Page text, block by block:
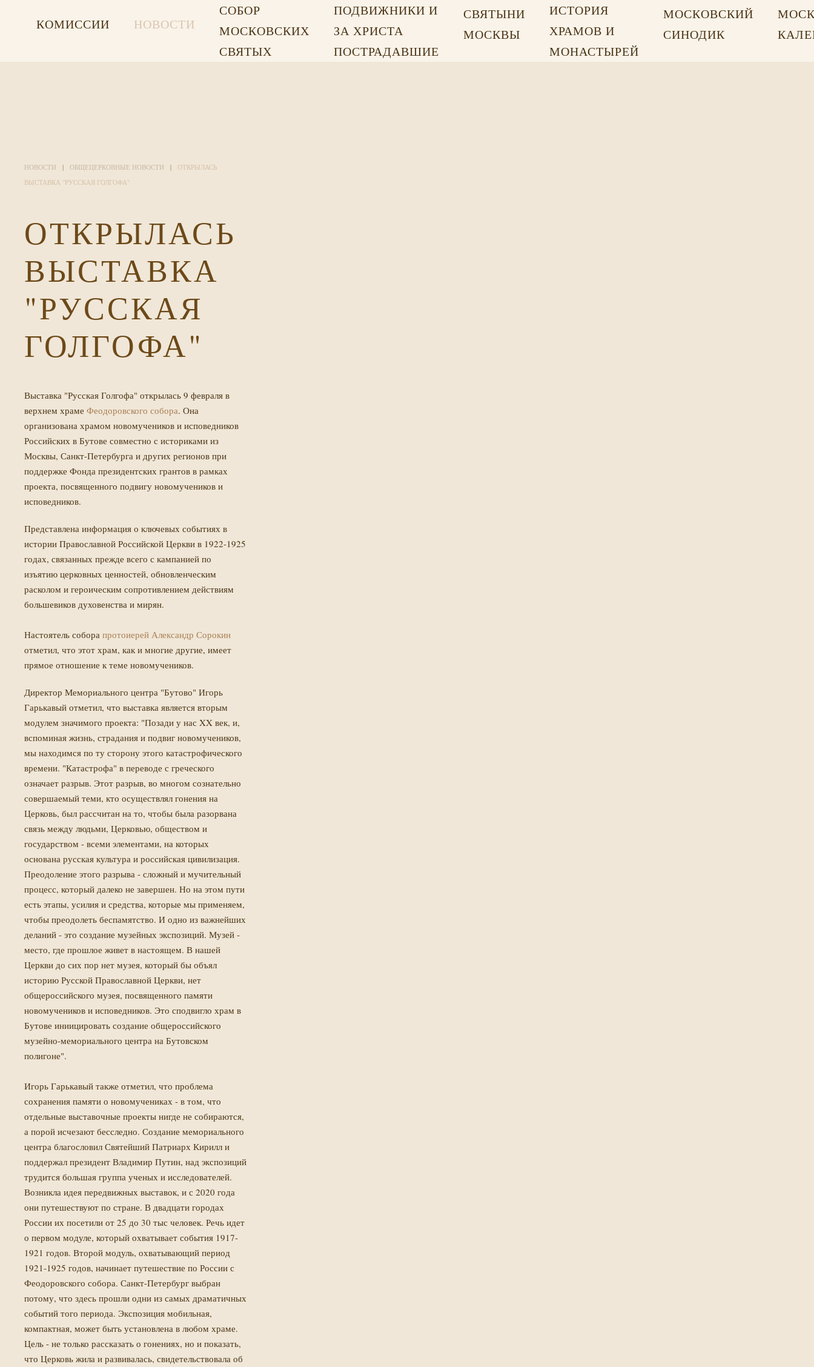
КОМИССИИ НОВОСТИ
СОБОР
МОСКОВСКИХ
СВЯТЫХ
ПОДВИЖНИКИ И
ЗА ХРИСТА
ПОСТРАДАВШИЕ
СВЯТЫНИ
МОСКВЫ
ИСТОРИЯ
ХРАМОВ И
МОНАСТЫРЕЙ
МОСКОВСКИЙ
СИНОДИК
НОВОСТИ ОБЩЕЦЕРКОВНЫЕ НОВОСТИ
ОТКРЫЛАСЬ
ВЫСТАВКА "РУССКАЯ ГОЛГОФА"
ОТКРЫЛАСЬ
ВЫСТАВКА
"РУССКАЯ
ГОЛГОФА"
Выставка "Русская Голгофа" открылась 9 февраля в
верхнем храме Феодоровского собора. Она
организована храмом новомучеников и исповедников
Российских в Бутове совместно с историками из
Москвы, Санкт-Петербурга и других регионов при
поддержке Фонда президентских грантов в рамках
проекта, посвященного подвигу новомучеников и
исповедников.
Представлена информация о ключевых событиях в
истории Православной Российской Церкви в 1922-1925
годах, связанных прежде всего с кампанией по
изъятию церковных ценностей, обновленческим
расколом и героическим сопротивлением действиям
большевиков духовенства и мирян.
Настоятель собора протоиерей Александр Сорокин
отметил, что этот храм, как и многие другие, имеет
прямое отношение к теме новомучеников.
Директор Мемориального центра "Бутово" Игорь
Гарькавый отметил, что выставка является вторым
модулем значимого проекта: "Позади у нас XX век, и,
вспоминая жизнь, страдания и подвиг новомучеников,
мы находимся по ту сторону этого катастрофического
времени. "Катастрофа" в переводе с греческого
означает разрыв. Этот разрыв, во многом сознательно
совершаемый теми, кто осуществлял гонения на
Церковь, был рассчитан на то, чтобы была разорвана
связь между людьми, Церковью, обществом и
государством - всеми элементами, на которых
основана русская культура и российская цивилизация.
Преодоление этого разрыва - сложный и мучительный
процесс, который далеко не завершен. Но на этом пути
есть этапы, усилия и средства, которые мы применяем,
чтобы преодолеть беспамятство. И одно из важнейших
деланий - это создание музейных экспозиций. Музей -
место, где прошлое живет в настоящем. В нашей
Церкви до сих пор нет музея, который бы объял
историю Русской Православной Церкви, нет
общероссийского музея, посвященного памяти
новомучеников и исповедников. Это сподвигло храм в
Бутове иниицировать создание общероссийского
музейно-мемориального центра на Бутовском
полигоне".
Игорь Гарькавый также отметил, что проблема
сохранения памяти о новомучениках - в том, что
отдельные выставочные проекты нигде не собираются,
а порой исчезают бесследно. Создание мемориального
центра благословил Святейший Патриарх Кирилл и
поддержал президент Владимир Путин, над экспозиций
трудится большая группа ученых и исследователей.
Возникла идея передвижных выставок, и с 2020 года
они путешествуют по стране. В двадцати городах
России их посетили от 25 до 30 тыс человек. Речь идет
о первом модуле, который охватывает события 1917-
1921 годов. Второй модуль, охватывающий период
1921-1925 годов, начинает путешествие по России с
Феодоровского собора. Санкт-Петербург выбран
потому, что здесь прошли одни из самых драматичных
событий того периода. Экспозиция мобильная,
компактная, может быть установлена в любом храме.
Цель - не только рассказать о гонениях, но и показать,
что Церковь жила и развивалась, свидетельствовала об